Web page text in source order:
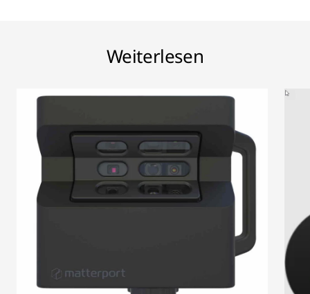
Weiterlesen